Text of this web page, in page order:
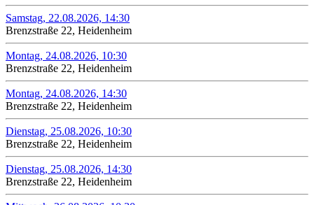
Samstag, 22.08.2026, 14:30
Brenzstraße 22, Heidenheim
Montag, 24.08.2026, 10:30
Brenzstraße 22, Heidenheim
Montag, 24.08.2026, 14:30
Brenzstraße 22, Heidenheim
Dienstag, 25.08.2026, 10:30
Brenzstraße 22, Heidenheim
Dienstag, 25.08.2026, 14:30
Brenzstraße 22, Heidenheim